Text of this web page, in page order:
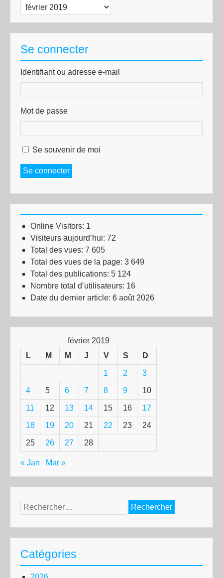
Archives
Se connecter
Identifiant ou adresse e-mail
Mot de passe
Se souvenir de moi
Se connecter
Online Visitors: 1
Visiteurs aujourd’hui: 72
Total des vues: 7 605
Total des vues de la page: 3 649
Total des publications: 5 124
Nombre total d’utilisateurs: 16
Date du dernier article: 6 août 2026
février 2019
L
M M J V S D
1 2 3
4 5 6 7 8 9 10
11 12 13 14 15 16 17
18 19 20 21 22 23 24
25 26 27 28
« Jan Mar »
Rechercher :
Catégories